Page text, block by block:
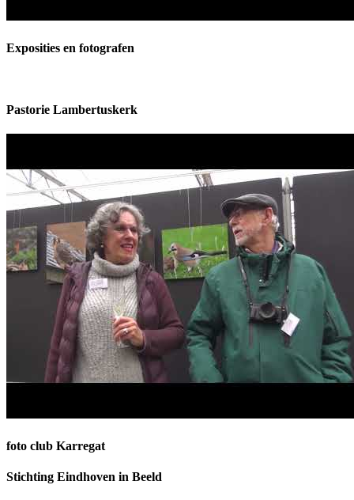
Exposities en fotografen
Pastorie Lambertuskerk
foto club Karregat
Stichting Eindhoven in Beeld